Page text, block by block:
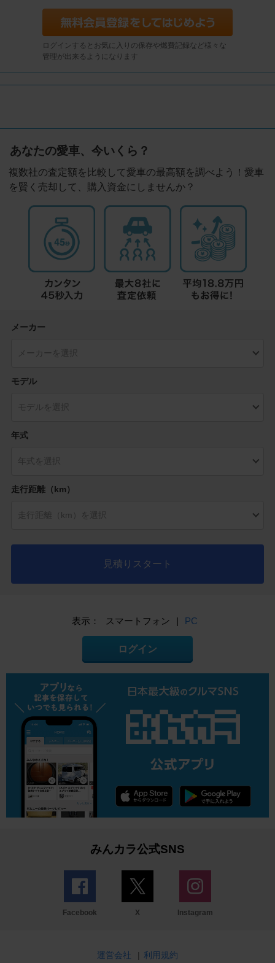
ログインするとお気に入りの保存や燃費記録など様々な
管理が出来るようになります
あなたの愛車、今いくら？
複数社の査定額を比較して愛車の最高額を調べよう！愛車
を賢く売却して、購入資金にしませんか？
メーカー
モデル
年式
走行距離（km）
見積りスタート
表示： スマートフォン | PC
ログイン
みんカラ公式SNS
Facebook X Instagram
運営会社 | 利用規約